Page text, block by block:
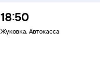
18:50
Жуковка, Автокасса